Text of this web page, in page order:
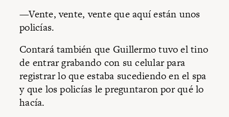
—Vente, vente, vente que aquí están unos
policías.
Contará también que Guillermo tuvo el tino
de entrar grabando con su celular para
registrar lo que estaba sucediendo en el spa
y que los policías le preguntaron por qué lo
hacía.